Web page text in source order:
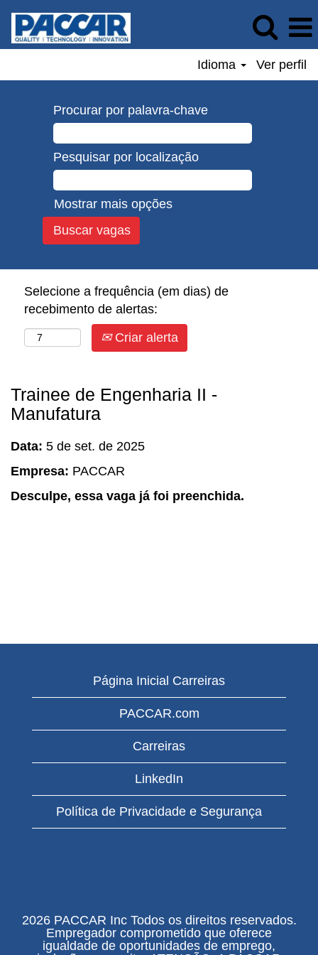
Idioma Ver perfil
Procurar por palavra-chave
Pesquisar por localização
Mostrar mais opções
Selecione a frequência (em dias) de
recebimento de alertas:
Criar alerta
Trainee de Engenharia II -
Manufatura
Data: 5 de set. de 2025
Empresa: PACCAR
Desculpe, essa vaga já foi preenchida.
Página Inicial Carreiras
PACCAR.com
Carreiras
LinkedIn
Política de Privacidade e Segurança
2026 PACCAR Inc Todos os direitos reservados.
Empregador comprometido que oferece
igualdade de oportunidades de emprego,